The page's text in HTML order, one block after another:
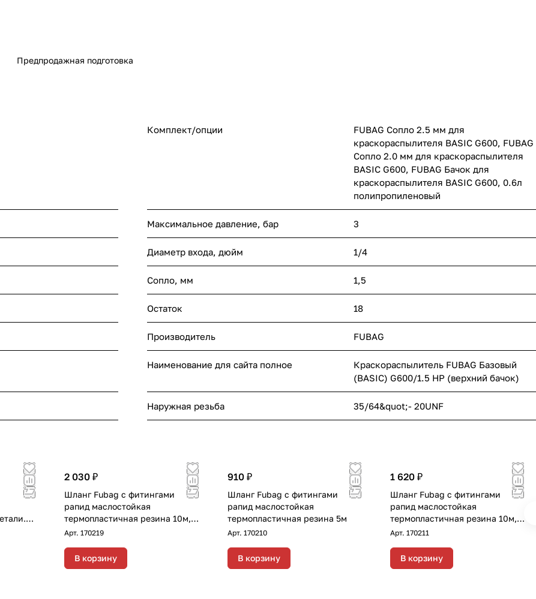
Предпродажная подготовка
Комплект/опции
FUBAG Сопло 2.5 мм для
краскораспылителя BASIC G600, FUBAG
Сопло 2.0 мм для краскораспылителя
BASIC G600, FUBAG Бачок для
краскораспылителя BASIC G600, 0.6л
полипропиленовый
Максимальное давление, бар 3
Диаметр входа, дюйм 1/4
Сопло, мм 1,5
Остаток 18
Производитель FUBAG
Наименование для сайта полное
Краскораспылитель FUBAG Базовый
(BASIC) G600/1.5 HP (верхний бачок)
Наружная резьба 35/64&quot;- 20UNF
с
мм и
2 030 ₽
Шланг Fubag с фитингами
рапид маслостойкая
термопластичная резина 10м,
диаметр 10х15 мм
Арт.170219
В корзину
910 ₽
Шланг Fubag с фитингами
рапид маслостойкая
термопластичная резина 5м
Арт. 170210
В корзину
1 620 ₽
Шланг Fubag с фитингами
рапид маслостойкая
термопластичная резина 10м,
диаметр 6х11 мм
Арт. 170211
В корзину